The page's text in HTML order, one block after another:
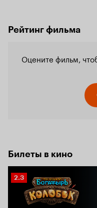
Рейтинг фильма
Оцените фильм,
Билеты в кино
Рейтинг
Кинопоиска
2.3